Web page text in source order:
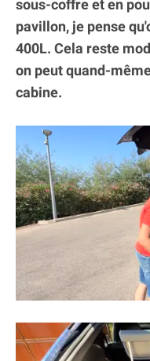
sous-coffre et en
pavillon, je pense
400L. Cela reste
on peut quand-
cabine.